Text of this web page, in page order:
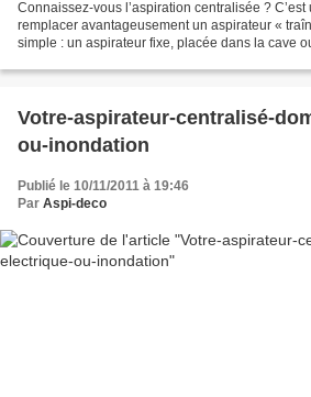
Connaissez-vous l’aspiration centralisée ?
remplacer avantageusement un aspirateur «
simple : un aspirateur fixe, placée dans la cave
Votre-aspirateur-centralisé-
ou-inondation
Publié le 10/11/2011 à 19:46
Par Aspi-deco